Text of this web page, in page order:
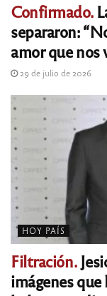
Confirmado.
separaron:
amor que nos
29 de julio de 2026
HOY PAÍS
Filtración.
imágenes